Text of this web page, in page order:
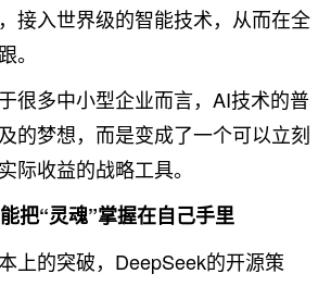
接入世界级的智能技术，从而在全
。
很多中小型企业而言，AI技术的普
的梦想，而是变成了一个可以立刻
际收益的战略工具。
把“灵魂”掌握在自己手里
上的突破，DeepSeek的开源策